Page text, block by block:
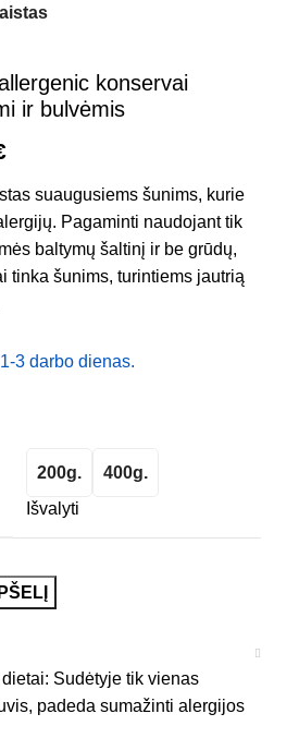
konservai
ir bulvėmis
suaugusiems šunims, kurie
Pagaminti naudojant tik
baltymų šaltinį ir be grūdų,
tinka šunims, turintiems jautrią
3 darbo dienas.
200g.
400g.
Išvalyti
Sudėtyje tik vienas
padeda sumažinti alergijos